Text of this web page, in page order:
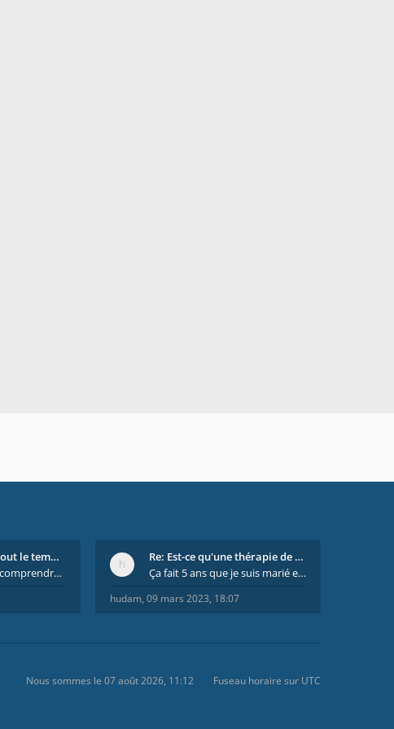
Re: On se dispute tout le temps ...
il est important de comprendre que chaque personne
Re: Est-ce qu'une thérapie de couple est efficace
Ça fait 5 ans que je suis marié et on est en théra
hudam, 09 mars 2023, 18:07
Fuseau horaire sur UTC
Nous sommes le 07 août 2026, 11:12